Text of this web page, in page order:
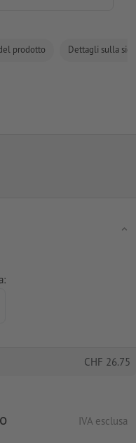
prodotto Dettagli sulla
CHF 26.75
IVA esclusa